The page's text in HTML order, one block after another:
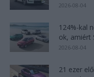
2026-08-04
124%-kal
ok, amiért
2026-08-04
21 ezer